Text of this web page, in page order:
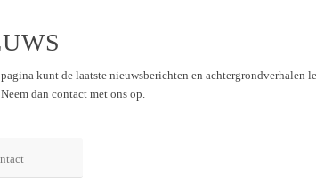
kunt de laatste nieuwsberichten en achtergrondverhalen
dan contact met ons op.